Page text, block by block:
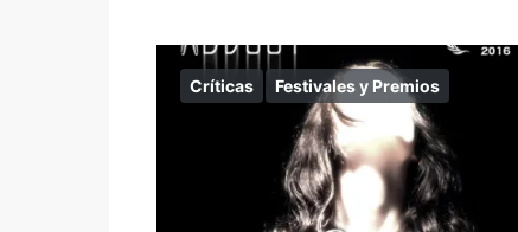
Críticas Festivales y Premios